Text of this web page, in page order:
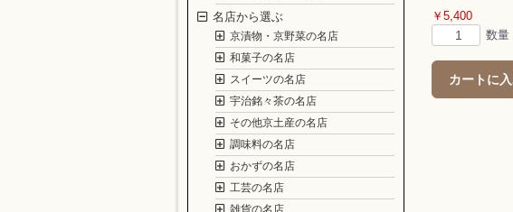
名店から選ぶ
京漬物・京野菜の名店
和菓子の名店
スイーツの名店
宇治銘々茶の名店
その他京土産の名店
調味料の名店
おかずの名店
工芸の名店
雑貨の名店
￥5,400
数量
カートに